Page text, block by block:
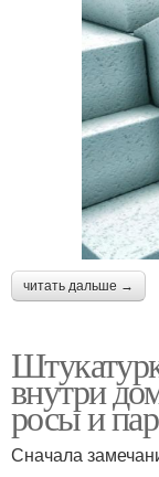
читать дальше →
внутри
росы и
Сначала